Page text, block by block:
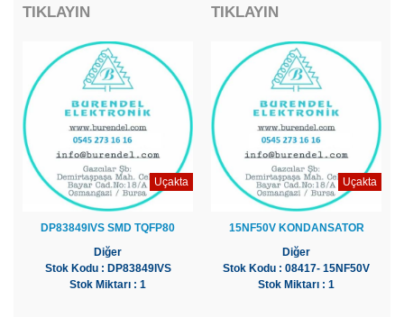
TIKLAYIN
TIKLAYIN
Uçakta
DP83849IVS SMD TQFP80
Diğer
Stok Kodu : DP83849IVS
Stok Miktarı : 1
Uçakta
15NF50V KONDANSATOR
Diğer
Stok Kodu : 08417- 15NF50V
Stok Miktarı : 1